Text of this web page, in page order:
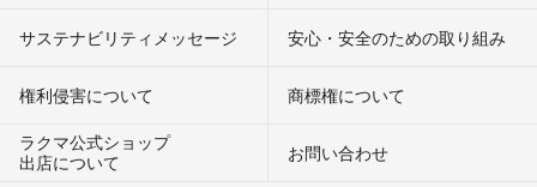
サステナビリティメッセージ 安心・安全のための取り組み
権利侵害について
商標権について
ラクマ公式ショップ
出店について
お問い合わせ